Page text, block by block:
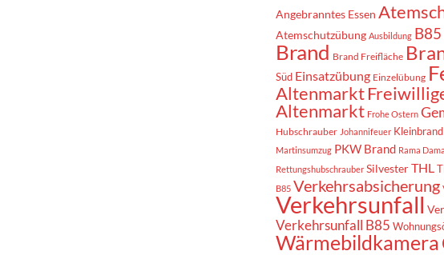
Angebranntes Essen
Atemschutzübung Ausbildung B85
Brand Brand Freifläche
Süd Einsatzübung Einzelübung
Altenmarkt
Altenmarkt Frohe Ostern
Hubschrauber Johannifeuer Kleinbrand
Martinsumzug PKW Brand Rama Dama
Rettungshubschrauber SilvesterTHL
B85 Verkehrsabsicherung
Verkehrsunfall
Verkehrsunfall B85
Wärmebildkamera